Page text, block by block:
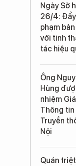
Ngày Sở
26/4: Đẩy
phạm
với tinh
tác hiệu
Ông
Hùng
nhiệm
Thông tin
Truyền
Nội
Quán